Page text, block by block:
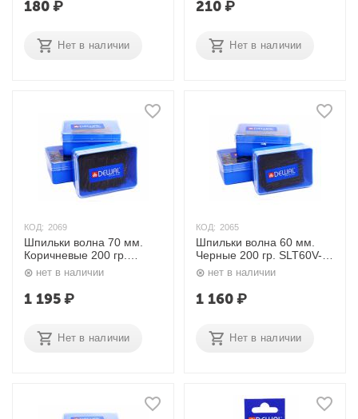
180₽
Нет в наличии
210₽
Нет в наличии
КОД: 2069
Шпильки волна 70 мм.
Коричневые 200 гр.
SLT70V-3/200 Dewal
нет в наличии
1 195₽
Нет в наличии
КОД: 2065
Шпильки волна 60 мм.
Черные 200 гр. SLT60V-
1/200 Dewal
нет в наличии
1 160₽
Нет в наличии